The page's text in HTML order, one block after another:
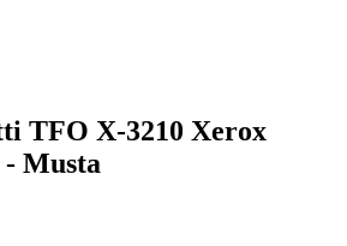
TFO X-3210 Xerox
- Musta